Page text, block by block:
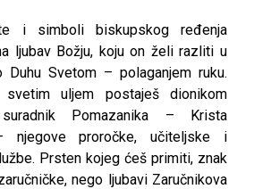
i simboli biskupskog ređenja
ljubav Božju, koju on želi razliti u
Svetom – polaganjem ruku.
svetim uljem postaješ dionikom
Pomazanika – Krista
njegove proročke, učiteljske i
Prsten kojeg ćeš primiti, znak
nego ljubavi Zaručnikova